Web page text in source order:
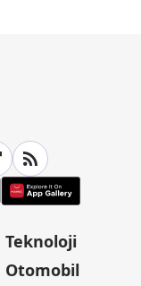
Teknoloji
Otomobil